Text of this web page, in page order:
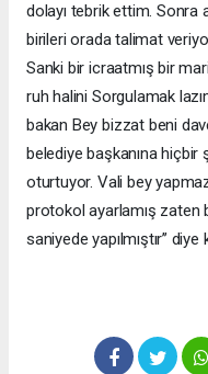
dolayı tebrik ettim. Sonra
birileri orada talimat
Sanki bir icraatmış bir
ruh halini Sorgulamak
bakan Bey bizzat beni
belediye başkanına
oturtuyor. Vali bey
protokol ayarlamış zaten
saniyede yapılmıştır’’